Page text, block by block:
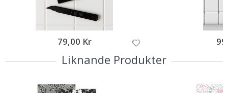
79,00 Kr
Liknande Produkter